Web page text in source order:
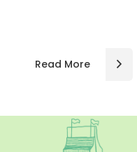
Read More